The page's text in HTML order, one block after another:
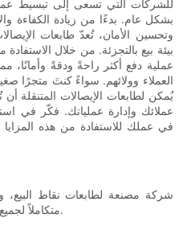
للشركات التي تسعى إلى تبسيط
بشكل عام. بدءًا من زيادة الكفاءة
وتحسين الأمان، تُعدّ طابعات
بيئة بيع بالتجزئة. من خلال
عملية دفع أكثر راحةً ودقةً وأمانًا،
العملاء وولائهم. سواءً كنتَ متجرًا
يُمكن لطابعات الإيصالات المتنقلة
عملائك وإدارة عملياتك. فكّر في
في عملك للاستفادة من هذه
متكاملاً لجميع أنواع طابعات الإيصالات الحرارية.